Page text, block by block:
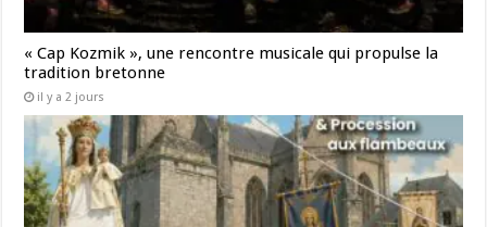
« Cap Kozmik », une rencontre musicale qui propulse la
tradition bretonne
il y a 2 jours